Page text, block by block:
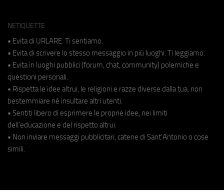
NETIQUETTE
• Evita di URLARE. Ti sentiamo.
• Evita di scrivere lo stesso messaggio in più luoghi. Ti leggiamo.
• Evita in luoghi pubblici (forum, chat, community) polemiche e
questioni personali.
• Rispetta le idee altrui, le religioni e razze diverse dalla tua, non
bestemmiare né insultare altri utenti.
• Sentiti libero di esprimere le proprie idee, nei limiti
dell'educazione e del rispetto altrui.
• Non inviare messaggi pubblicitari, catene di Sant'Antonio o cose
simili.